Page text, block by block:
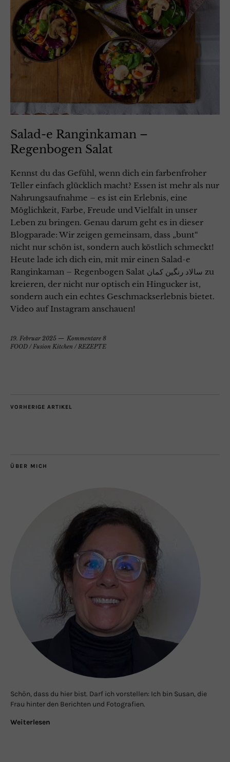
Salad-e Ranginkaman –
Regenbogen Salat
Kennst du das Gefühl, wenn dich ein farbenfroher
Teller einfach glücklich macht? Essen ist mehr als nur
Nahrungsaufnahme – es ist ein Erlebnis, eine
Möglichkeit, Farbe, Freude und Vielfalt in unser
Leben zu bringen. Genau darum geht es in dieser
Blogparade: Wir zeigen gemeinsam, dass „bunt“
nicht nur schön ist, sondern auch köstlich schmeckt!
Heute lade ich dich ein, mit mir einen Salad-e
Ranginkaman – Regenbogen Salat سالاد رنگین کمان zu
kreieren, der nicht nur optisch ein Hingucker ist,
sondern auch ein echtes Geschmackserlebnis bietet.
Video auf Instagram anschauen!
19. Februar 2025
Kommentare 8
FOOD /Fusion Kitchen /REZEPTE
VORHERIGE ARTIKEL
ÜBER MICH
Schön, dass du hier bist. Darf ich vorstellen: Ich bin Susan, die
Frau hinter den Berichten und Fotografien.
Weiterlesen